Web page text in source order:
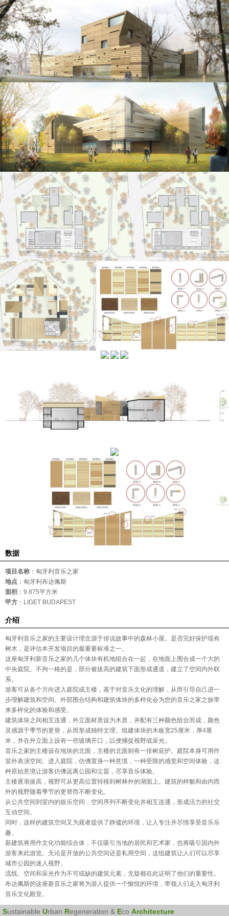
数据
项目名称 ： 匈牙利音乐之家
地点 ：匈牙利布达佩斯
面积 ：9 875平方米
甲方 ：LIGET BUDAPEST
介绍
匈牙利音乐之家的主要设计理念源于传说故事中的森林小屋。是否完好保护现有
树木，是评估本开发项目的最重要标准之一。
这座匈牙利新音乐之家的几个体块有机地组合在一起，在地面上围合成一个大的
中央庭院。不拘一格的是，部分被拔高的建筑下面形成通道，建立了空间内外联
系。
游客可从各个方向进入庭院或主楼，基于对音乐文化的理解，从而引导自己进一
步理解建筑和空间。外部围合结构和建筑体块的多样化会为您的音乐之家之旅带
来多样化的体验和感受。
建筑体块之间相互连通，外立面材质设为木质，并配有三种颜色组合而成，颜色
灵感源于季节的更替，从而形成独特文理。组建体块的木板宽25厘米，厚4厘
米，并在外立面上设有一些玻璃开口，以便捕捉视野或采光。
音乐之家的主楼设在地块的北面，主楼的北面则有一排树庇护。庭院本身可用作
室外表演空间。进入庭院，仿佛置身一种意境，一种受限的感觉和空间体验，这
种原始意境让游客仿佛远离公园和尘嚣，尽享音乐体验。
主楼逐渐拔高，视野可从更高位置转移到树林外的湖面上。建筑的样貌和由内而
外的视野随着季节的更替而不断变化。
从公共空间到室内的娱乐空间，空间序列不断变化并相互连通，形成活力的社交
互动空间。
同时，这样的建筑空间又为观者提供了静谧的环境，让人专注并尽情享受音乐乐
趣。
新建筑将用作文化功能综合体，不仅吸引当地的居民和艺术家，也将吸引国内外
游客来此游览。无论是开放的公共空间还是私用空间，这组建筑让人们可以尽享
城市公园的迷人视野。
流线、空间和采光作为不可或缺的建筑元素，无疑都在此证明了他们的重要性。
布达佩斯的这座新音乐之家将为游人提供一个愉悦的环境，带领人们走入匈牙利
音乐文化殿堂。
Sustainable Urban Regeneration & Eco Architecture